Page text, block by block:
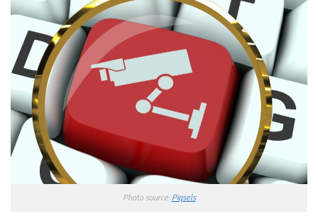
Photo source:Piqsels